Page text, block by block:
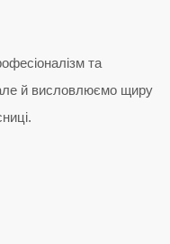
та
й висловлюємо щиру